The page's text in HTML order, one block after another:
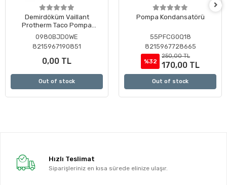
Demirdöküm Vaillant
Protherm Taco Pompa
Motoru ( Revizyonlu )
0980BJD0WE
8215967190851
0,00 TL
Out of stock
Pompa Kondansatörü
55PFCG0Q18
8215967728665
%32
250,00 TL
170,00 TL
Out of stock
Hızlı Teslimat
Siparişleriniz en kısa sürede elinize ulaşır.